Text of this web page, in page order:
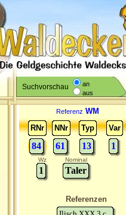
Suchvorschau
an
aus
Referenz WM
RNr
NNr Typ Var
84 61 13 1
Wz Nominal
1 Taler
Referenzen